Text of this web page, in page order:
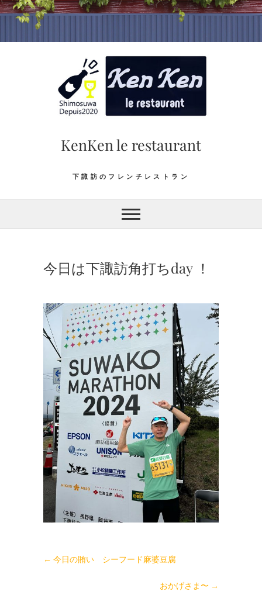
Skip
KenKen le restaurant
下諏訪のフレンチレストラン
今日は下諏訪角打ちday ！
← 今日の賄い シーフード麻婆豆腐
おかげさま〜 →